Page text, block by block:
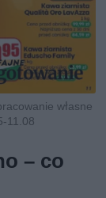
własne
11.08
– co